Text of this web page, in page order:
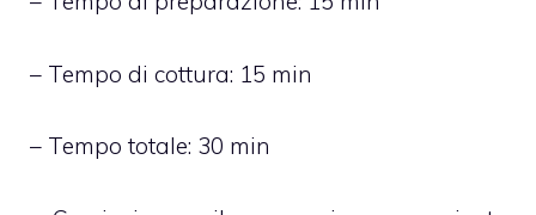
– Tempo di cottura: 15 min
– Tempo totale: 30 min